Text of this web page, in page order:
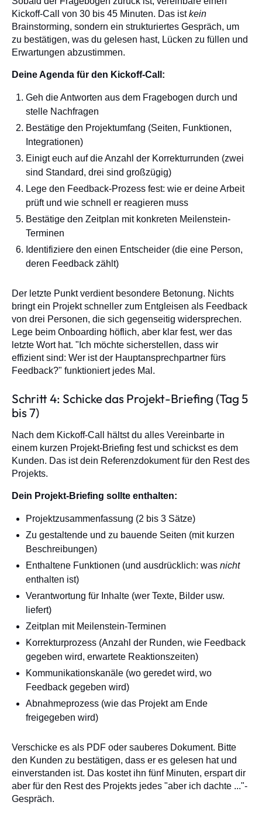
Kickoff-Call von 30 bis 45 Minuten. Das istkein
Brainstorming, sondern ein strukturiertes Gespräch, um
zu bestätigen, was du gelesen hast, Lücken zu füllen und
Erwartungen abzustimmen.
Deine Agenda für den Kickoff-Call:
Geh die Antworten aus dem Fragebogen durch und
stelle Nachfragen
Bestätige den Projektumfang (Seiten, Funktionen,
Integrationen)
Einigt euch auf die Anzahl der Korrekturrunden (zwei
sind Standard, drei sind großzügig)
Lege den Feedback-Prozess fest: wie er deine Arbeit
prüft und wie schnell er reagieren muss
Bestätige den Zeitplan mit konkreten Meilenstein-
Terminen
Identifiziere den einen Entscheider (die eine Person,
deren Feedback zählt)
Der letzte Punkt verdient besondere Betonung. Nichts
bringt ein Projekt schneller zum Entgleisen als Feedback
von drei Personen, die sich gegenseitig widersprechen.
Lege beim Onboarding höflich, aber klar fest, wer das
letzte Wort hat. "Ich möchte sicherstellen, dass wir
effizient sind: Wer ist der Hauptansprechpartner fürs
Feedback?" funktioniert jedes Mal.
Schritt 4: Schicke das Projekt-Briefing (Tag 5
bis 7)
Nach dem Kickoff-Call hältst du alles Vereinbarte in
einem kurzen Projekt-Briefing fest und schickst es dem
Kunden. Das ist dein Referenzdokument für den Rest des
Projekts.
Dein Projekt-Briefing sollte enthalten:
Projektzusammenfassung (2 bis 3 Sätze)
Zu gestaltende und zu bauende Seiten (mit kurzen
Beschreibungen)
Enthaltene Funktionen (und ausdrücklich: was nicht
enthalten ist)
Verantwortung für Inhalte (wer Texte, Bilder usw.
liefert)
Zeitplan mit Meilenstein-Terminen
Korrekturprozess (Anzahl der Runden, wie Feedback
gegeben wird, erwartete Reaktionszeiten)
Kommunikationskanäle (wo geredet wird, wo
Feedback gegeben wird)
Abnahmeprozess (wie das Projekt am Ende
freigegeben wird)
Verschicke es als PDF oder sauberes Dokument. Bitte
den Kunden zu bestätigen, dass er es gelesen hat und
einverstanden ist. Das kostet ihn fünf Minuten, erspart dir
aber für den Rest des Projekts jedes "aber ich dachte ..."-
Gespräch.